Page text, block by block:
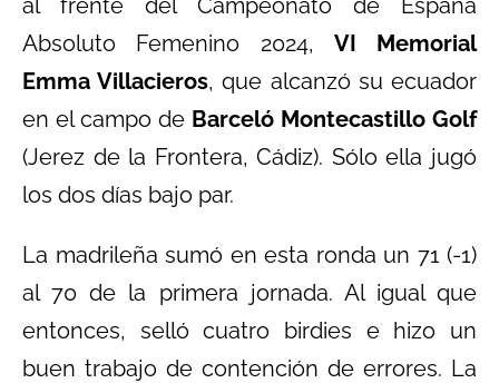
Absoluto Femenino 2024, VI Memorial
Emma Villacieros, que alcanzó su ecuador
en el campo de Barceló Montecastillo Golf
(Jerez de la Frontera, Cádiz). Sólo ella jugó
los dos días bajo par.
La madrileña sumó en esta ronda un 71 (-1)
al 70 de la primera jornada. Al igual que
entonces, selló cuatro birdies e hizo un
buen trabajo de contención de errores. La